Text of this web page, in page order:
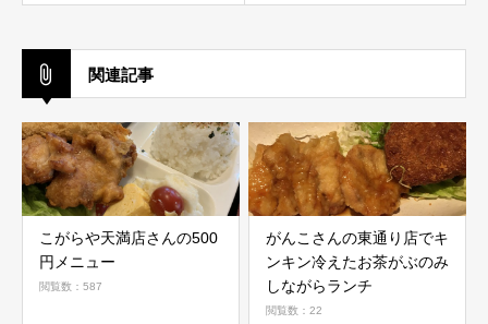
関連記事
こがらや天満店さんの500
円メニュー
閲覧数：587
がんこさんの東通り店でキ
ンキン冷えたお茶がぶのみ
しながらランチ
閲覧数：22